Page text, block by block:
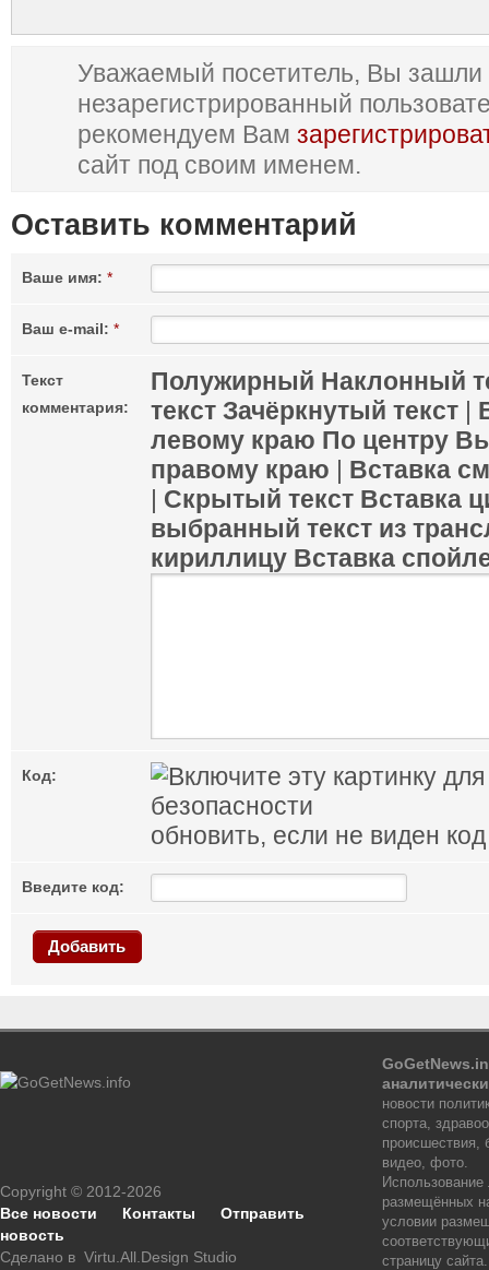
Уважаемый посетитель, Вы зашли
незарегистрированный
рекомендуем Вам
сайт под своим именем.
Оставить комментарий
Ваше имя: *
Ваш e-mail: *
Текст
комментария:
Полужирный Наклонный
текст Зачёркнутый текст |
левому краю По центру
правому краю | Вставка
| Скрытый текст Вставка
выбранный текст из
кириллицу Вставка
Код:
обновить, если не виден код
Введите код:
Добавить
Copyright © 2012-2026
Все новости
Контакты
Отправить
новость
Сделано в Virtu.All.Design Studio
новости
спорта,
происшествия,
видео, фото.
размещённых
условии
страницу сайта.